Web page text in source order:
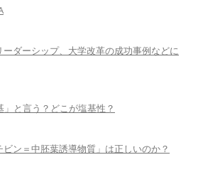
ダーシップ、大学改革の成功事例などに
と言う？どこが塩基性？
ン＝中胚葉誘導物質」は正しいのか？